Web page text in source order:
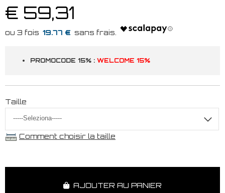
€ 59,31
19.77 €
PROMOCODE 15% : WELCOME 15%
Taille
Comment choisir la taille
AJOUTER AU PANIER